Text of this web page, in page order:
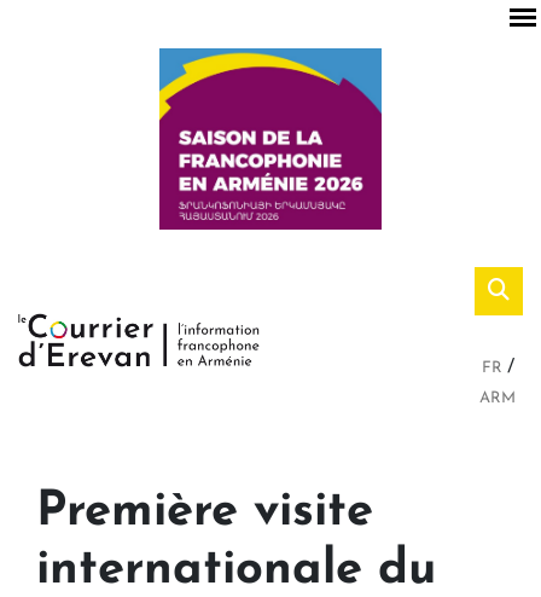
FR
ARM
Première visite
internationale du